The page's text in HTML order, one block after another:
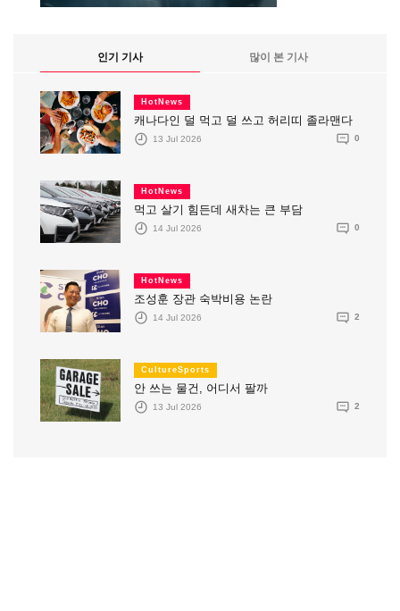
인기 기사 많이 본 기사
HotNews
캐나다인 덜 먹고 덜 쓰고 허리띠 졸라맨다
13 Jul 2026 0
HotNews
먹고 살기 힘든데 새차는 큰 부담
14 Jul 2026 0
HotNews
조성훈 장관 숙박비용 논란
14 Jul 2026 2
CultureSports
안 쓰는 물건, 어디서 팔까
13 Jul 2026 2